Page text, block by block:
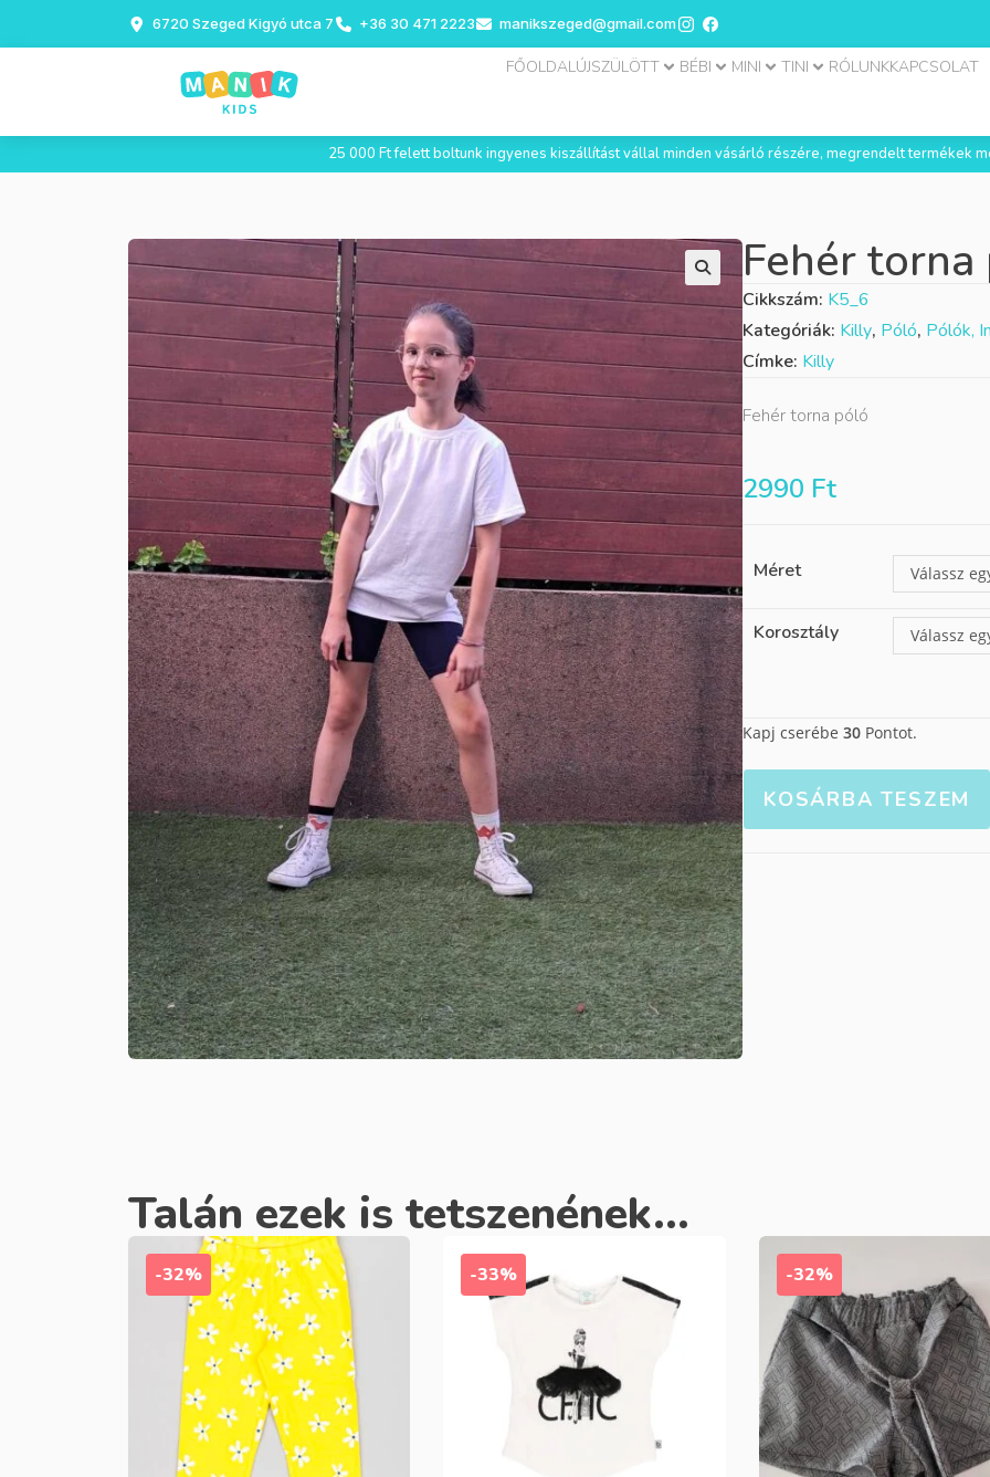
6720 Szeged Kigyó utca 7 +36 30 471 2223 manikszeged@gmail.com
FŐOLDALÚJSZÜLÖTT BÉBI MINI TINI RÓLUNKKAPCSOLAT
25 000 Ft felett boltunk ingyenes kiszállítást vállal minden vásárló részére, megrendelt termékek
Fehér
Cikkszám: K5_6
Kategóriák: Killy, Póló, Pólók,
Címke: Killy
Fehér torna póló
2990 Ft
Méret Válassz
Korosztály Válassz
Kapj cserébe 30 Pontot.
KOSÁRBA TESZEM
Talán ezek is tetszenének...
-32% -33% -32%